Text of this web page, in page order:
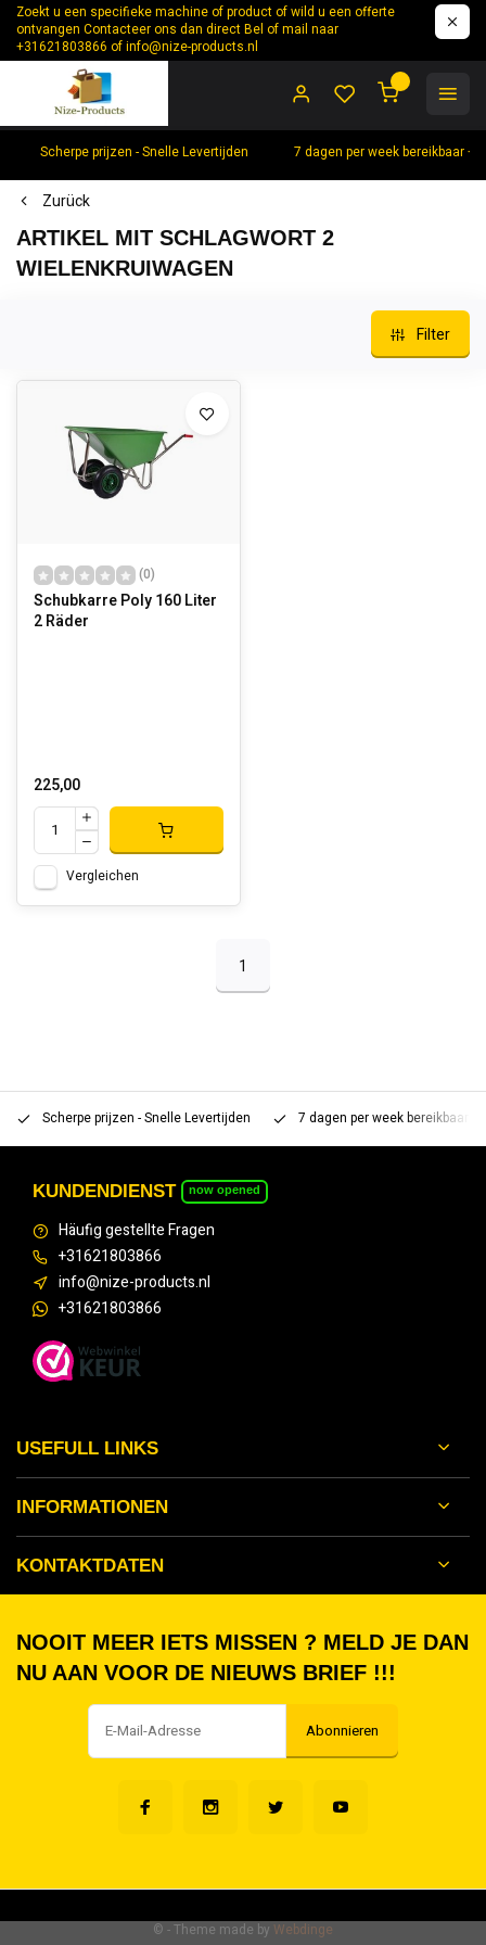
Zoekt u een specifieke machine of product of wild u een offerte
ontvangen Contacteer ons dan direct Bel of mail naar
+31621803866 ofinfo@nize-products.nl
Scherpe prijzen - Snelle Levertijden 7 dagen per week bereikbaar
Zurück
ARTIKEL MIT SCHLAGWORT 2
WIELENKRUIWAGEN
Filter
(0)
Schubkarre Poly 160 Liter
2 Räder
225,00
Vergleichen
1
Scherpe prijzen - Snelle Levertijden 7 dagen per week bereikbaar
KUNDENDIENST now opened
Häufig gestellte Fragen
+31621803866
info@nize-products.nl
+31621803866
USEFULL LINKS
INFORMATIONEN
KONTAKTDATEN
NOOIT MEER IETS MISSEN ? MELD JE DAN
NU AAN VOOR DE NIEUWS BRIEF !!!
Abonnieren
© - Theme made by Webdinge